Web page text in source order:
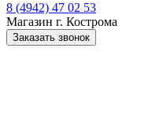
8 (4942) 47 02 53
Магазин г. Кострома
Заказать звонок